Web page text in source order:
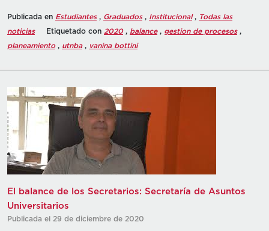
Publicada en Estudiantes, Graduados, Institucional, Todas las
noticias
Etiquetado con 2020, balance, gestion de procesos,
planeamiento, utnba, vanina bottini
El balance de los Secretarios: Secretaría de Asuntos
Universitarios
Publicada el 29 de diciembre de 2020